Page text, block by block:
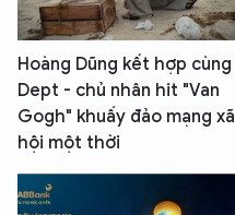
Hoàng Dũng kết hợp cùng
Dept - chủ nhân hit "Van
Gogh" khuấy đảo mạng xã
hội một thời